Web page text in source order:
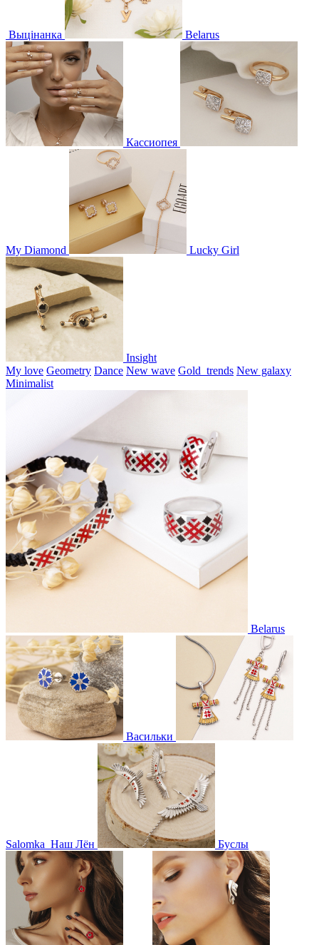
Выцінанка Belarus
Кассиопея
My Diamond Lucky Girl
Insight
My love Geometry Dance New wave Gold_trends New galaxy
Minimalist
Belarus
Васильки
Salomka Наш Лён Буслы